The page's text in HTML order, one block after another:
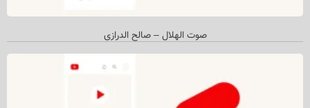
صوت الهلال – صالح الدرازي